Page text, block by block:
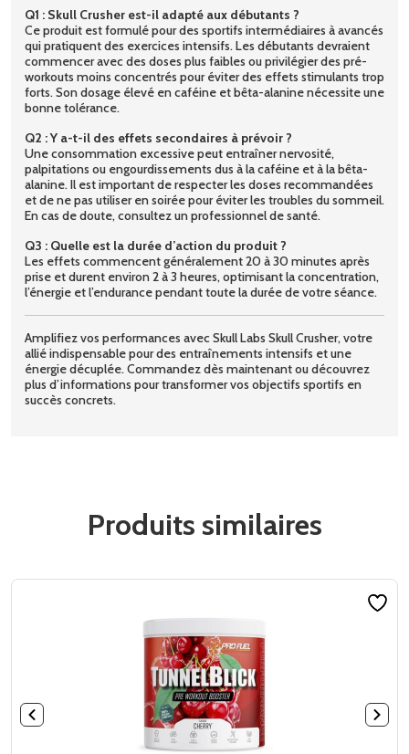
Q1 : Skull Crusher est-il adapté aux débutants ?
Ce produit est formulé pour des sportifs intermédiaires à avancés
qui pratiquent des exercices intensifs. Les débutants devraient
commencer avec des doses plus faibles ou privilégier des pré-
workouts moins concentrés pour éviter des effets stimulants trop
forts. Son dosage élevé en caféine et bêta-alanine nécessite une
bonne tolérance.
Q2 : Y a-t-il des effets secondaires à prévoir ?
Une consommation excessive peut entraîner nervosité,
palpitations ou engourdissements dus à la caféine et à la bêta-
alanine. Il est important de respecter les doses recommandées
et de ne pas utiliser en soirée pour éviter les troubles du sommeil.
En cas de doute, consultez un professionnel de santé.
Q3 : Quelle est la durée d’action du produit ?
Les effets commencent généralement 20 à 30 minutes après
prise et durent environ 2 à 3 heures, optimisant la concentration,
l’énergie et l’endurance pendant toute la durée de votre séance.
Amplifiez vos performances avec Skull Labs Skull Crusher, votre
allié indispensable pour des entraînements intensifs et une
énergie décuplée. Commandez dès maintenant ou découvrez
plus d’informations pour transformer vos objectifs sportifs en
succès concrets.
Produits similaires